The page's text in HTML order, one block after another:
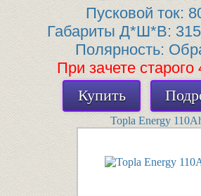
Пусковой ток:
Габариты Д*Ш*В:
Полярность:
При зачете старого
Купить
Topla Energy